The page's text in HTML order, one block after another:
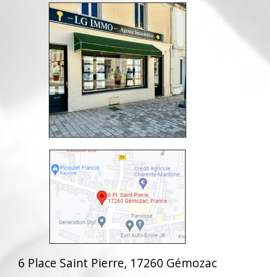
6 Place Saint Pierre, 17260 Gémozac